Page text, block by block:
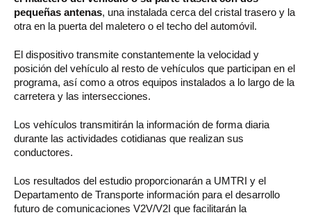
pequeñas antenas, una instalada cerca del cristal trasero y la
otra en la puerta del maletero o el techo del automóvil.
El dispositivo transmite constantemente la velocidad y
posición del vehículo al resto de vehículos que participan en el
programa, así como a otros equipos instalados a lo largo de la
carretera y las intersecciones.
Los vehículos transmitirán la información de forma diaria
durante las actividades cotidianas que realizan sus
conductores.
Los resultados del estudio proporcionarán a UMTRI y el
Departamento de Transporte información para el desarrollo
futuro de comunicaciones V2V/V2I que facilitarán la